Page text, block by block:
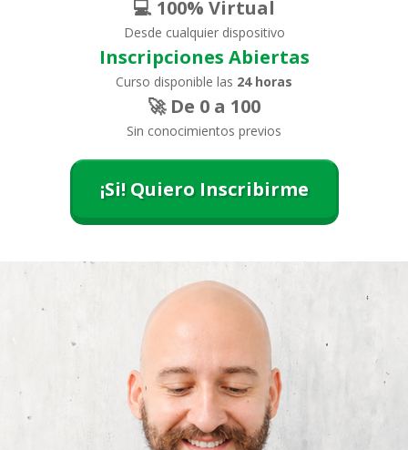
💻 100% Virtual
Desde cualquier dispositivo
Inscripciones Abiertas
Curso disponible las 24 horas
🚀 De 0 a 100
Sin conocimientos previos
¡Si! Quiero Inscribirme